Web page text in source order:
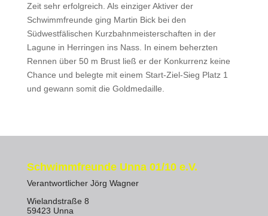
Zeit sehr erfolgreich. Als einziger Aktiver der
Schwimmfreunde ging Martin Bick bei den
Südwestfälischen Kurzbahnmeisterschaften in der
Lagune in Herringen ins Nass. In einem beherzten
Rennen über 50 m Brust ließ er der Konkurrenz keine
Chance und belegte mit einem Start-Ziel-Sieg Platz 1
und gewann somit die Goldmedaille.
Schwimmfreunde Unna 01/10 e.V.
Verantwortlicher Jörg Wagner
Wielandstraße 8
59423 Unna